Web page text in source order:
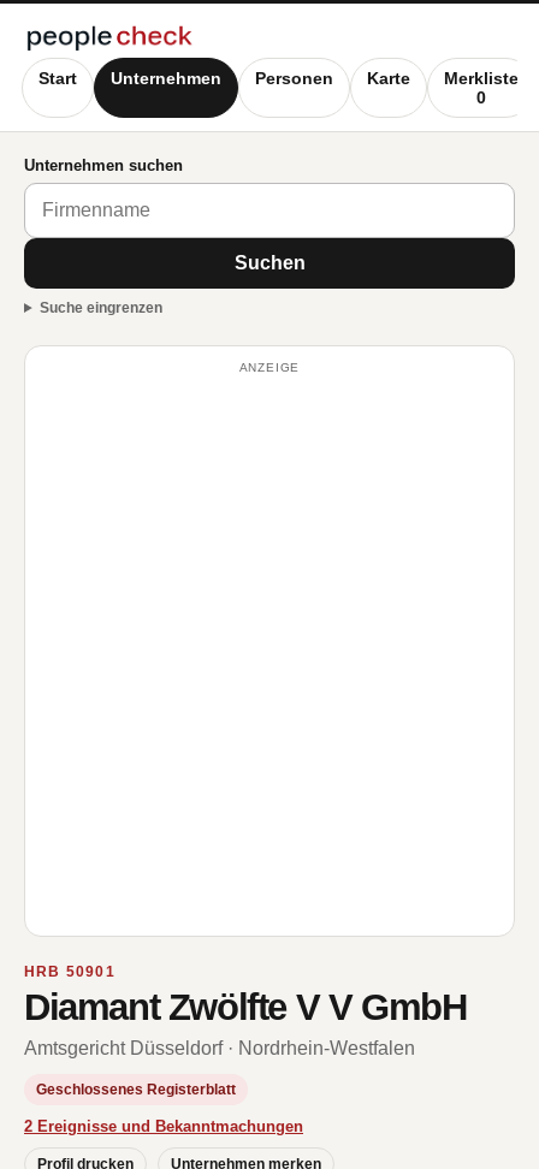
Start Unternehmen Personen Karte
Merkliste
0
Unternehmen suchen
Suchen
Suche eingrenzen
ANZEIGE
HRB 50901
Diamant Zwölfte V V GmbH
Amtsgericht Düsseldorf · Nordrhein-Westfalen
Geschlossenes Registerblatt
2 Ereignisse und Bekanntmachungen
Profil drucken Unternehmen merken